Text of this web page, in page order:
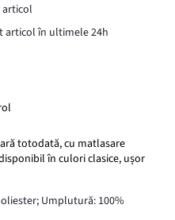
articol
articol în ultimele 24h
totodată, cu matlasare
în culori clasice, ușor
Umplutură: 100%